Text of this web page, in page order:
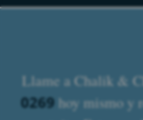
Llame a Chalik &
0269hoy mismo y